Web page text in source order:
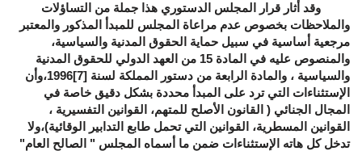
وقد أثار قرار المجلس الدستوري هذا جملة من التساؤلات
والملاحظات بخصوص عدم مراعاة المجلس للمبدأ المذكور والمعتبر
مرجعية أساسية في سبيل حماية الحقوق المدنية والسياسية،
والمنصوص عليه في المادة 15 من العهد الدولي للحقوق المدنية
والسياسية ، والمادة الرابعة من دستور المملكة لسنة [7]
1996،وأن
الإستثناءات التي ترد على المبدأ محددة بشكل دقيق خاصة في
المجال الجنائي ( القانون الأصلح للمتهم، القوانين التفسيرية ،
القوانين المسطرية، القوانين التي تحمل طابع التدابير الوقائية)،ولا
تدخل كل هاته الإستثناءات ضمن ما أسماه المجلس " الصالح العام"